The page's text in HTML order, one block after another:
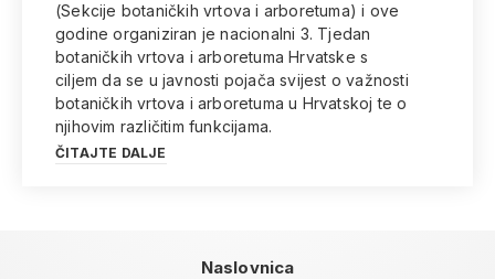
(Sekcije botaničkih vrtova i arboretuma) i ove
godine organiziran je nacionalni 3. Tjedan
botaničkih vrtova i arboretuma Hrvatske s
ciljem da se u javnosti pojača svijest o važnosti
botaničkih vrtova i arboretuma u Hrvatskoj te o
njihovim različitim funkcijama.
ČITAJTE DALJE
Naslovnica